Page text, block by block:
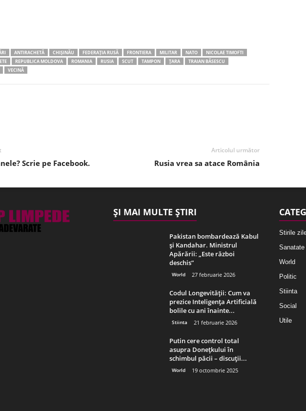
ANTIRACHETĂ CHIȘINĂU FEDERAŢIA RUSĂ FRONTIERA MILITAR NATO
NICOLAE TIMOFTI
REPUBLICA MOLDOVA ROMANIA RUSIA SCUT TAMPON ŢARA
TRAIAN BĂSESCU
VECINĂ
Scrie pe Facebook.
Articolul următor
Rusia vrea sa atace România
ȘI MAI MULTE ȘTIRI
Pakistan bombardează Kabul
și Kandahar. Ministrul
Apărării: „Este război
deschis”
World 27 februarie 2026
Codul Longevității: Cum va
prezice Inteligența Artificială
bolile cu ani înainte...
Stiinta 21 februarie 2026
Putin cere control total
asupra Donețkului în
schimbul păcii – discuții...
World 19 octombrie 2025
Stirile
Sanatate
World
Politic
Stiinta
Social
Utile